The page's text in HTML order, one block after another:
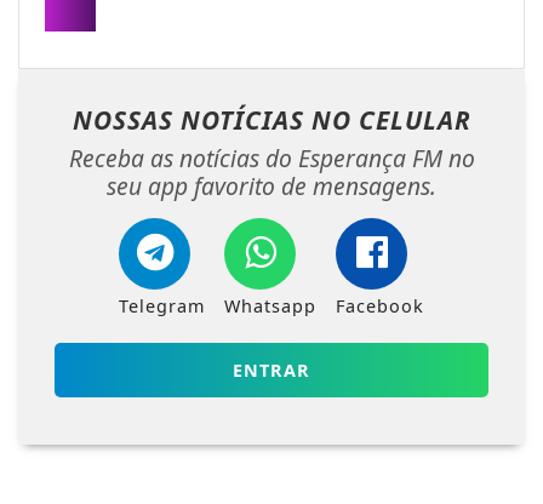
NOSSAS NOTÍCIAS NO CELULAR
Receba as notícias do Esperança FM no
seu app favorito de mensagens.
Telegram Whatsapp Facebook
ENTRAR